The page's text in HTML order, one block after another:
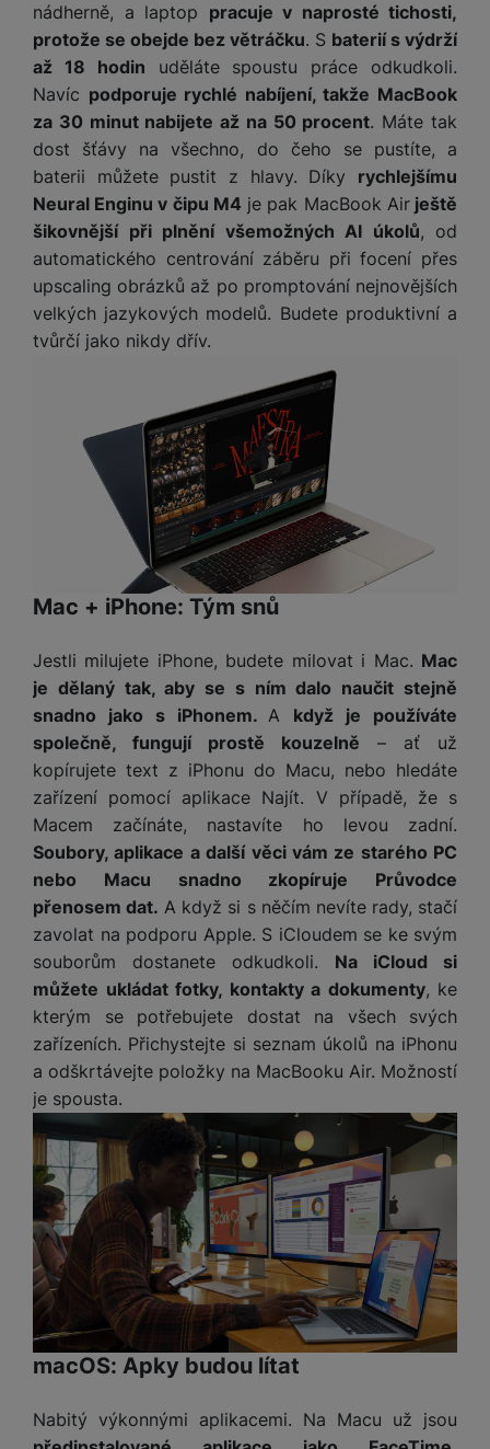
nádherně, a laptop pracuje v naprosté tichosti,
protože se obejde bez větráčku. S baterií s výdrží
až 18 hodin uděláte spoustu práce odkudkoli.
Navíc podporuje rychlé nabíjení, takže MacBook
za 30 minut nabijete až na 50 procent. Máte tak
dost šťávy na všechno, do čeho se pustíte, a
baterii můžete pustit z hlavy. Díky rychlejšímu
Neural Enginu v čipu M4 je pak MacBook Airještě
šikovnější při plnění všemožných AI úkolů, od
automatického centrování záběru při focení přes
upscaling obrázků až po promptování nejnovějších
velkých jazykových modelů. Budete produktivní a
tvůrčí jako nikdy dřív.
Mac + iPhone: Tým snů
Jestli milujete iPhone, budete milovat i Mac. Mac
je dělaný tak, aby se s ním dalo naučit stejně
snadno jako s iPhonem.A když je používáte
společně, fungují prostě kouzelně – ať už
kopírujete text z iPhonu do Macu, nebo hledáte
zařízení pomocí aplikace Najít. V případě, že s
Macem začínáte, nastavíte ho levou zadní.
Soubory, aplikace a další věci vám ze starého PC
nebo Macu snadno zkopíruje Průvodce
přenosem dat. A když si s něčím nevíte rady, stačí
zavolat na podporu Apple. S iCloudem se ke svým
souborům dostanete odkudkoli. Na iCloud si
můžete ukládat fotky, kontakty a dokumenty, ke
kterým se potřebujete dostat na všech svých
zařízeních. Přichystejte si seznam úkolů na iPhonu
a odškrtávejte položky na MacBooku Air. Možností
je spousta.
macOS: Apky budou lítat
Nabitý výkonnými aplikacemi. Na Macu už jsou